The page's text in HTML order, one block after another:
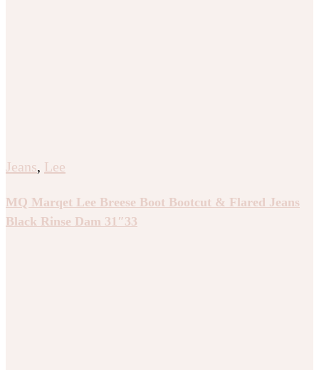
Jeans, Lee
MQ Marqet Lee Breese Boot Bootcut & Flared Jeans
Black Rinse Dam 31″33